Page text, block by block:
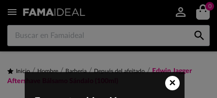
 0

Inicio Hombre Barberia Depués del afeitado
Edwin Jagger
Aftershave Bálsamo Sándalo (100ml)
×